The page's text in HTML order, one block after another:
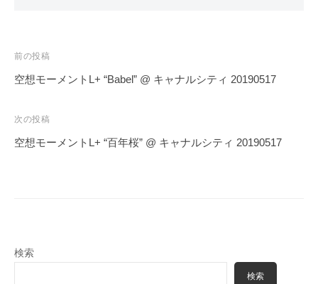
投
稿
ビ
ゲ
前の投稿
空想モーメントL+ “Babel” @ キャナルシティ 20190517
次の投稿
空想モーメントL+ “百年桜” @ キャナルシティ 20190517
検索
検索